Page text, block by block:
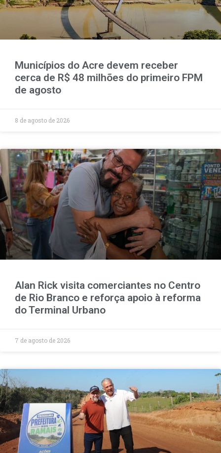
Municípios do Acre devem receber
cerca de R$ 48 milhões do primeiro FPM
de agosto
8 de agosto de 2026
Alan Rick visita comerciantes no Centro
de Rio Branco e reforça apoio à reforma
do Terminal Urbano
7 de agosto de 2026